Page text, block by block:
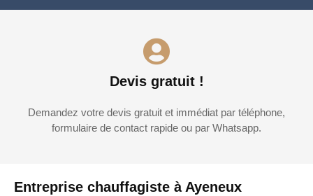
Entreprise chauffagiste à Ayeneux
Devis gratuit !
Demandez votre devis gratuit et immédiat par téléphone,
formulaire de contact rapide ou par Whatsapp.